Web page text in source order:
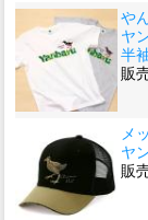
や
ヤ
半
販
メ
ヤ
販